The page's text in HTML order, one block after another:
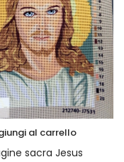
al carrello
sacra Jesus